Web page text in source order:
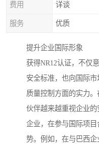
费用 详谈
服务 优质
提升企业国际形象
获得NR12认证，不仅
安全标准，也向国际
质量控制方面的实力
伙伴越来越重视企业
企业，在参与国际项
势。例如，在与巴西